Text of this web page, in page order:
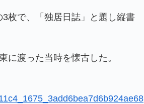
枚で、「独居日誌」と題し縦書
に渡った当時を懐古した。